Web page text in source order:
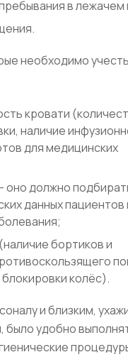
в
необходимо
кровати
наличие
для медицинских
оно должно
данных пациентов
бортиков и
колёс).
и близким,
было удобно